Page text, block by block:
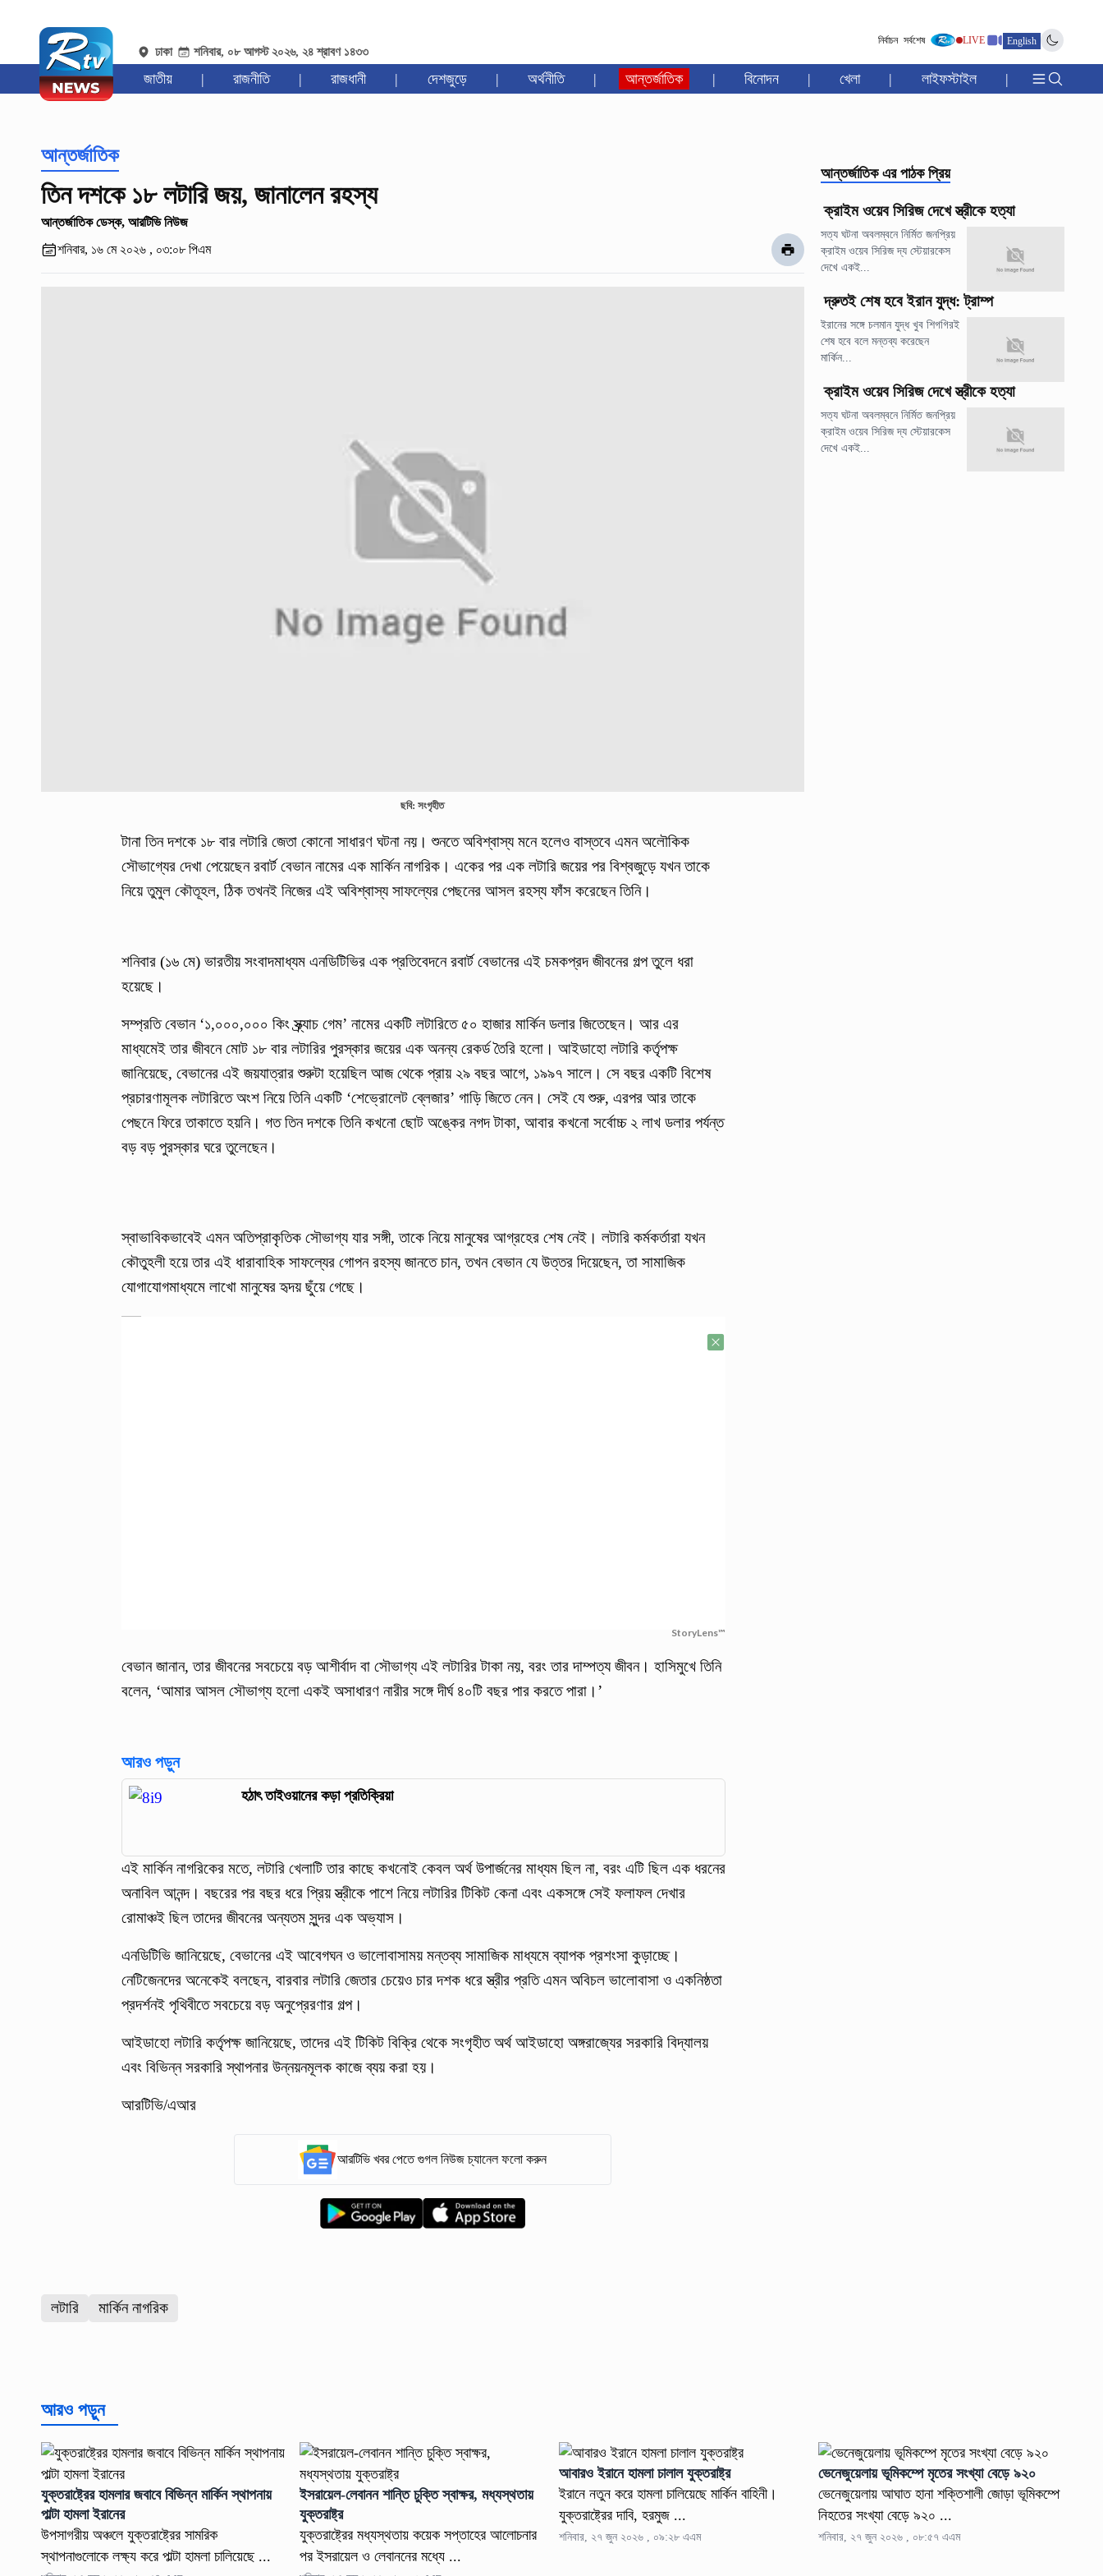
ঢাকা শনিবার, ০৮ আগস্ট ২০২৬, ২৪ শ্রাবণ ১৪৩৩
নির্বাচন সর্বশেষ LIVE English
জাতীয় | রাজনীতি | রাজধানী | দেশজুড়ে | অর্থনীতি | আন্তর্জাতিক | বিনোদন | খেলা | লাইফস্টাইল |
আন্তর্জাতিক
তিন দশকে ১৮ লটারি জয়, জানালেন রহস্য
আন্তর্জাতিক ডেস্ক, আরটিভি নিউজ
শনিবার, ১৬ মে ২০২৬ , ০৩:০৮ পিএম
ছবি: সংগৃহীত
টানা তিন দশকে ১৮ বার লটারি জেতা কোনো সাধারণ ঘটনা নয়। শুনতে অবিশ্বাস্য মনে হলেও বাস্তবে এমন অলৌকিক
সৌভাগ্যের দেখা পেয়েছেন রবার্ট বেভান নামের এক মার্কিন নাগরিক। একের পর এক লটারি জয়ের পর বিশ্বজুড়ে যখন তাকে
নিয়ে তুমুল কৌতূহল, ঠিক তখনই নিজের এই অবিশ্বাস্য সাফল্যের পেছনের আসল রহস্য ফাঁস করেছেন তিনি।
শনিবার (১৬ মে) ভারতীয় সংবাদমাধ্যম এনডিটিভির এক প্রতিবেদনে রবার্ট বেভানের এই চমকপ্রদ জীবনের গল্প তুলে ধরা
হয়েছে।
সম্প্রতি বেভান ‘১,০০০,০০০ কিং স্ক্র্যাচ গেম’ নামের একটি লটারিতে ৫০ হাজার মার্কিন ডলার জিতেছেন। আর এর
মাধ্যমেই তার জীবনে মোট ১৮ বার লটারির পুরস্কার জয়ের এক অনন্য রেকর্ড তৈরি হলো। আইডাহো লটারি কর্তৃপক্ষ
জানিয়েছে, বেভানের এই জয়যাত্রার শুরুটা হয়েছিল আজ থেকে প্রায় ২৯ বছর আগে, ১৯৯৭ সালে। সে বছর একটি বিশেষ
প্রচারণামূলক লটারিতে অংশ নিয়ে তিনি একটি ‘শেভ্রোলেট ব্লেজার’ গাড়ি জিতে নেন। সেই যে শুরু, এরপর আর তাকে
পেছনে ফিরে তাকাতে হয়নি। গত তিন দশকে তিনি কখনো ছোট অঙ্কের নগদ টাকা, আবার কখনো সর্বোচ্চ ২ লাখ ডলার পর্যন্ত
বড় বড় পুরস্কার ঘরে তুলেছেন।
স্বাভাবিকভাবেই এমন অতিপ্রাকৃতিক সৌভাগ্য যার সঙ্গী, তাকে নিয়ে মানুষের আগ্রহের শেষ নেই। লটারি কর্মকর্তারা যখন
কৌতুহলী হয়ে তার এই ধারাবাহিক সাফল্যের গোপন রহস্য জানতে চান, তখন বেভান যে উত্তর দিয়েছেন, তা সামাজিক
যোগাযোগমাধ্যমে লাখো মানুষের হৃদয় ছুঁয়ে গেছে।
StoryLens™
বেভান জানান, তার জীবনের সবচেয়ে বড় আশীর্বাদ বা সৌভাগ্য এই লটারির টাকা নয়, বরং তার দাম্পত্য জীবন। হাসিমুখে তিনি
বলেন, ‘আমার আসল সৌভাগ্য হলো একই অসাধারণ নারীর সঙ্গে দীর্ঘ ৪০টি বছর পার করতে পারা।’
আরও পড়ুন
হঠাৎ তাইওয়ানের কড়া প্রতিক্রিয়া
এই মার্কিন নাগরিকের মতে, লটারি খেলাটি তার কাছে কখনোই কেবল অর্থ উপার্জনের মাধ্যম ছিল না, বরং এটি ছিল এক ধরনের
অনাবিল আনন্দ। বছরের পর বছর ধরে প্রিয় স্ত্রীকে পাশে নিয়ে লটারির টিকিট কেনা এবং একসঙ্গে সেই ফলাফল দেখার
রোমাঞ্চই ছিল তাদের জীবনের অন্যতম সুন্দর এক অভ্যাস।
এনডিটিভি জানিয়েছে, বেভানের এই আবেগঘন ও ভালোবাসাময় মন্তব্য সামাজিক মাধ্যমে ব্যাপক প্রশংসা কুড়াচ্ছে।
নেটিজেনদের অনেকেই বলছেন, বারবার লটারি জেতার চেয়েও চার দশক ধরে স্ত্রীর প্রতি এমন অবিচল ভালোবাসা ও একনিষ্ঠতা
প্রদর্শনই পৃথিবীতে সবচেয়ে বড় অনুপ্রেরণার গল্প।
আইডাহো লটারি কর্তৃপক্ষ জানিয়েছে, তাদের এই টিকিট বিক্রি থেকে সংগৃহীত অর্থ আইডাহো অঙ্গরাজ্যের সরকারি বিদ্যালয়
এবং বিভিন্ন সরকারি স্থাপনার উন্নয়নমূলক কাজে ব্যয় করা হয়।
আরটিভি/এআর
আরটিভি খবর পেতে গুগল নিউজ চ্যানেল ফলো করুন
লটারি মার্কিন নাগরিক
আন্তর্জাতিক এর পাঠক প্রিয়
ক্রাইম ওয়েব সিরিজ দেখে স্ত্রীকে হত্যা
সত্য ঘটনা অবলম্বনে নির্মিত জনপ্রিয়
ক্রাইম ওয়েব সিরিজ দ্য স্টেয়ারকেস
দেখে একই...
দ্রুতই শেষ হবে ইরান যুদ্ধ: ট্রাম্প
ইরানের সঙ্গে চলমান যুদ্ধ খুব শিগগিরই
শেষ হবে বলে মন্তব্য করেছেন
মার্কিন...
ক্রাইম ওয়েব সিরিজ দেখে স্ত্রীকে হত্যা
সত্য ঘটনা অবলম্বনে নির্মিত জনপ্রিয়
ক্রাইম ওয়েব সিরিজ দ্য স্টেয়ারকেস
দেখে একই...
আরও পড়ুন
যুক্তরাষ্ট্রের হামলার জবাবে বিভিন্ন মার্কিন স্থাপনায়
পাল্টা হামলা ইরানের
উপসাগরীয় অঞ্চলে যুক্তরাষ্ট্রের সামরিক
স্থাপনাগুলোকে লক্ষ্য করে পাল্টা হামলা চালিয়েছে ...
ইসরায়েল-লেবানন শান্তি চুক্তি স্বাক্ষর, মধ্যস্থতায়
যুক্তরাষ্ট্র
যুক্তরাষ্ট্রের মধ্যস্থতায় কয়েক সপ্তাহের আলোচনার
পর ইসরায়েল ও লেবাননের মধ্যে ...
আবারও ইরানে হামলা চালাল যুক্তরাষ্ট্র
ইরানে নতুন করে হামলা চালিয়েছে মার্কিন বাহিনী।
যুক্তরাষ্ট্রের দাবি, হরমুজ ...
শনিবার, ২৭ জুন ২০২৬ , ০৯:২৮ এএম
ভেনেজুয়েলায় ভূমিকম্পে মৃতের সংখ্যা বেড়ে ৯২০
ভেনেজুয়েলায় আঘাত হানা শক্তিশালী জোড়া ভূমিকম্পে
নিহতের সংখ্যা বেড়ে ৯২০ ...
শনিবার, ২৭ জুন ২০২৬ , ০৮:৫৭ এএম